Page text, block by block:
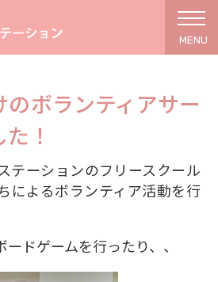
MENU
のボランティアサー
！
テーションのフリースクール
によるボランティア活動を行
ードゲームを行ったり、、